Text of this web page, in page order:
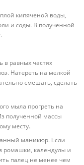
кипяченой воды,
и соды. В полученной
в равных частях
Натереть на мелкой
смешать, сделать
мыла прогреть на
полученной массы
месту.
маникюр. Если
ромашки, календулы и
палец не менее чем